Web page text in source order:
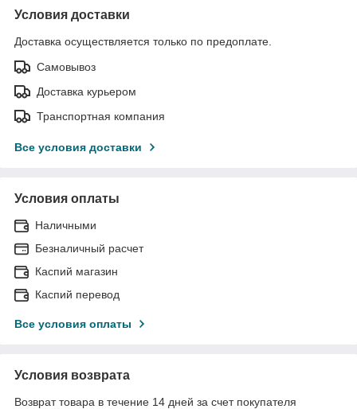
Условия доставки
Доставка осуществляется только по предоплате.
Самовывоз
Доставка курьером
Транспортная компания
Все условия доставки
Условия оплаты
Наличными
Безналичный расчет
Каспий магазин
Каспий перевод
Все условия оплаты
Условия возврата
Возврат товара в течение 14 дней за счет покупателя